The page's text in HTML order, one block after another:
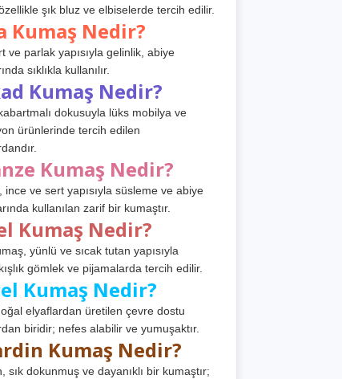
şık bluz ve elbiselerde tercih edilir.
Kumaş Nedir?
ve parlak yapısıyla gelinlik, abiye
sıklıkla kullanılır.
Kumaş Nedir?
dokusuyla lüks mobilya ve
ürünlerinde tercih edilen
Kumaş Nedir?
ince ve sert yapısıyla süsleme ve abiye
kullanılan zarif bir kumaştır.
Kumaş Nedir?
yünlü ve sıcak tutan yapısıyla
gömlek ve pijamalarda tercih edilir.
Kumaş Nedir?
elyaflardan üretilen çevre dostu
biridir; nefes alabilir ve yumuşaktır.
Kumaş Nedir?
sık dokunmuş ve dayanıklı bir kumaştır;